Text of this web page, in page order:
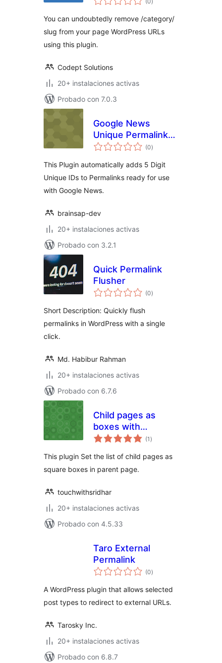
de
You can undoubtedly remove /category/
slug from your page WordPress URLs
using this plugin.
Codept Solutions
20+ instalaciones activas
Probado con 7.0.3
Google News
Unique Permalink
ID
(0total
de
)
This Plugin automatically adds 5 Digit
Unique IDs to Permalinks ready for use
with Google News.
brainsap-dev
20+ instalaciones activas
Probado con 3.2.1
Quick Permalink
Flusher
(0total
de
)
Short Description: Quickly flush
permalinks in WordPress with a single
click.
Md. Habibur Rahman
20+ instalaciones activas
Probado con 6.7.6
Child pages as
boxes with
title,content and
(1 total
de
)
This plugin Set the list of child pages as
square boxes in parent page.
touchwithsridhar
20+ instalaciones activas
Probado con 4.5.33
Taro External
Permalink
(0total
de
)
A WordPress plugin that allows selected
post types to redirect to external URLs.
Tarosky Inc.
20+ instalaciones activas
Probado con 6.8.7